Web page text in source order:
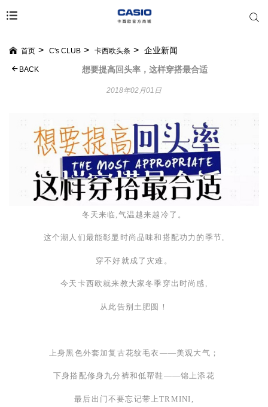
首页 C's CLUB 卡西欧头条 企业新闻
想要提高回头率，这样穿搭最合适
BACK
2018年02月01日
冬天来临,气温越来越冷了。
这个潮人们最能彰显时尚品味和搭配功力的季节,
穿不好就成了灾难。
今天卡西欧就来教大家冬季穿出时尚感,
从此告别土肥圆！
上身黑色外套加复古花纹毛衣——美观大气；
下身搭配修身九分裤和低帮鞋——锦上添花
最后出门不要忘记带上TRMINI